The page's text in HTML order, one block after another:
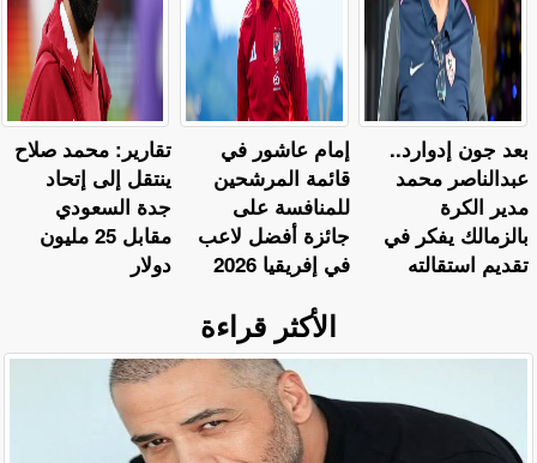
تقارير: محمد صلاح
ينتقل إلى إتحاد
جدة السعودي
مقابل 25 مليون
دولار
إمام عاشور في
قائمة المرشحين
للمنافسة على
جائزة أفضل لاعب
في إفريقيا 2026
بعد جون إدوارد..
عبدالناصر محمد
مدير الكرة
بالزمالك يفكر في
تقديم استقالته
الأكثر قراءة